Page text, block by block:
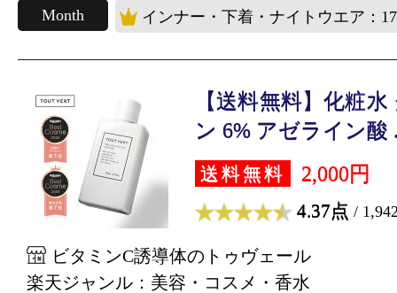
Month インナー・下着・ナイトウエア：
【送料無料】化粧
ン 6% アゼライン酸
送料無料 2,000円
4.37点 /
ビタミンC誘導体のトゥヴェール
楽天ジャンル：美容・コスメ・香水